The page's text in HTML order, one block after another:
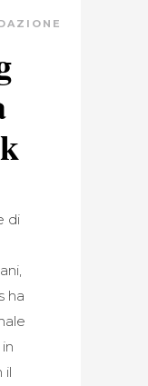
di
ha
il